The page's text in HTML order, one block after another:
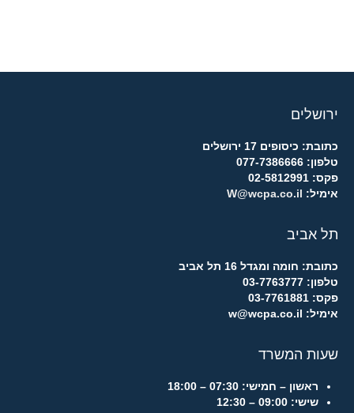
ירושלים
כתובת: כיסופים 17 ירושלים
טלפון: 077-7386666
פקס: 02-5812991
אימיל: W@wcpa.co.il
תל אביב
כתובת: חומה ומגדל 16 תל אביב
טלפון: 03-7763777
פקס: 03-7761881
אימיל: w@wcpa.co.il
שעות המשרד
ראשון – חמישי: 07:30 – 18:00
שישי: 09:00 – 12:30